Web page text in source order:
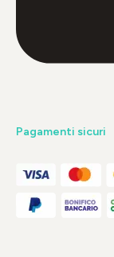
Pagamenti sicuri